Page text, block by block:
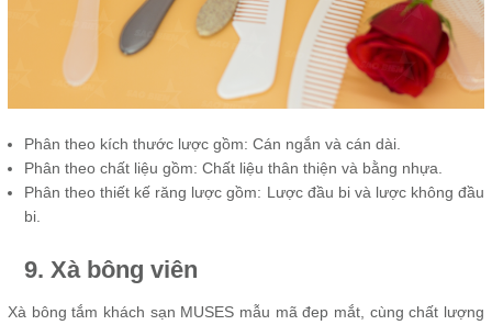
Phân theo kích thước lược gồm: Cán ngắn và cán dài.
Phân theo chất liệu gồm: Chất liệu thân thiện và bằng nhựa.
Phân theo thiết kế răng lược gồm: Lược đầu bi và lược không đầu
bi.
9. Xà bông viên
Xà bông tắm khách sạn MUSES mẫu mã đep mắt, cùng chất lượng